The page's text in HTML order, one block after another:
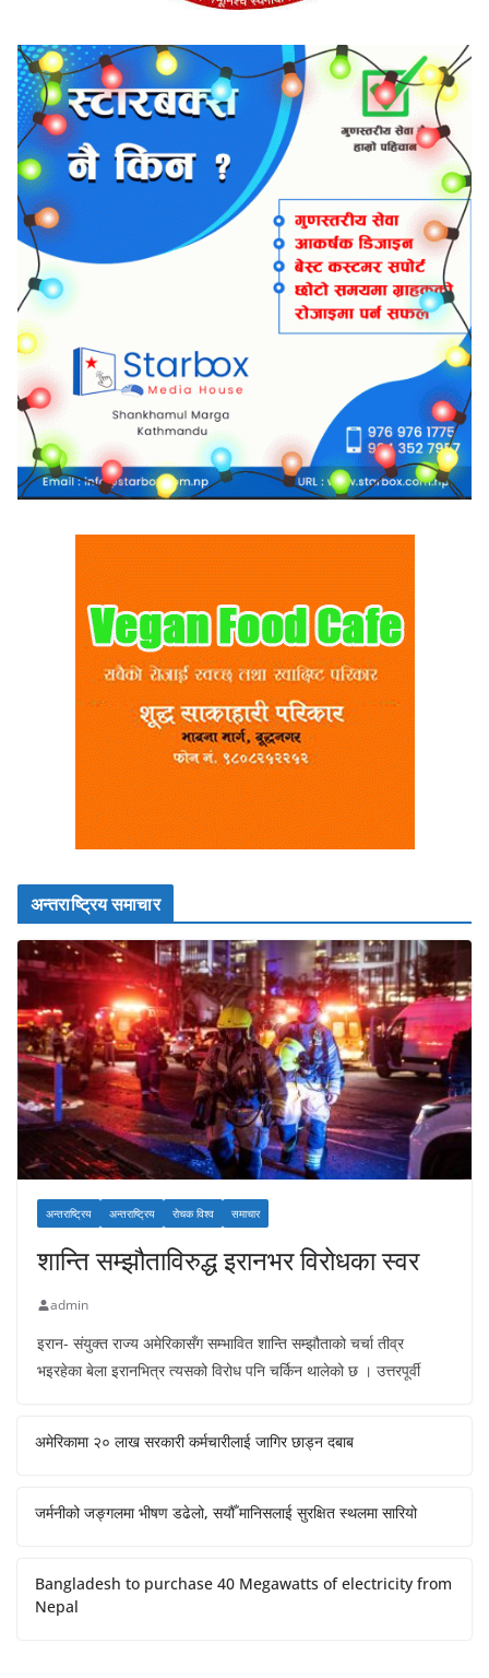
अन्तराष्ट्रिय समाचार
अन्तराष्ट्रिय अन्तराष्ट्रिय रोचक विश्व समाचार
शान्ति सम्झौताविरुद्ध इरानभर विरोधका स्वर
admin
इरान- संयुक्त राज्य अमेरिकासँग सम्भावित शान्ति सम्झौताको चर्चा तीव्र
भइरहेका बेला इरानभित्र त्यसको विरोध पनि चर्किन थालेको छ । उत्तरपूर्वी
अमेरिकामा २० लाख सरकारी कर्मचारीलाई जागिर छाड्न दबाब
जर्मनीको जङ्गलमा भीषण डढेलो, सयौँ मानिसलाई सुरक्षित स्थलमा सारियो
Bangladesh to purchase 40 Megawatts of electricity from
Nepal